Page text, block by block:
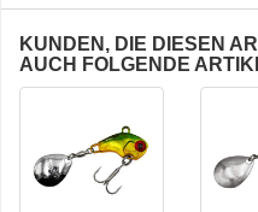
KUNDEN, DIE DIESEN
AUCH FOLGENDE